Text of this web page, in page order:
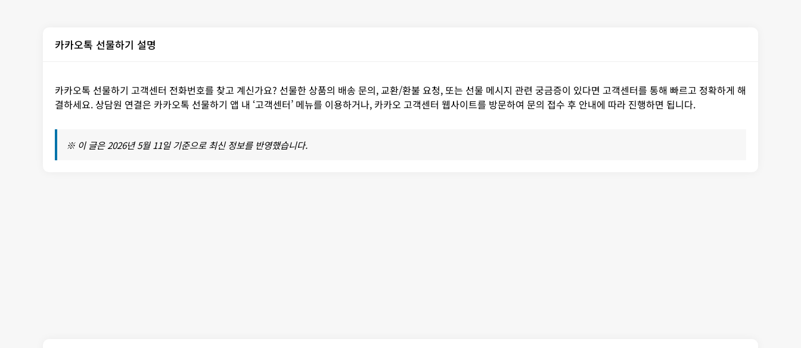
카카오톡 선물하기 설명
카카오톡 선물하기 고객센터 전화번호를 찾고 계신가요? 선물한 상품의 배송 문의, 교환/환불 요청, 또는 선물 메시지 관련 궁금증이 있다면 고객센터를 통해 빠르고 정확하게 해
결하세요. 상담원 연결은 카카오톡 선물하기 앱 내 ‘고객센터’ 메뉴를 이용하거나, 카카오 고객센터 웹사이트를 방문하여 문의 접수 후 안내에 따라 진행하면 됩니다.
※ 이 글은 2026년 5월 11일 기준으로 최신 정보를 반영했습니다.